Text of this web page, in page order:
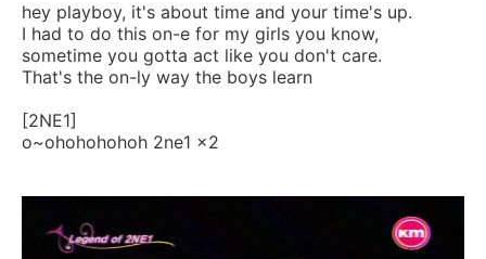
hey playboy, it's about time and your time's up.
I had to do this on-e for my girls you know,
sometime you gotta act like you don't care.
That's the on-ly way the boys learn
[2NE1]
o~ohohohohoh 2ne1 x2